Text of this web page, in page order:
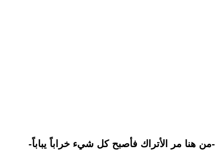
-من هنا مر الأتراك فأصبح كل شيء خراباً يباباً-